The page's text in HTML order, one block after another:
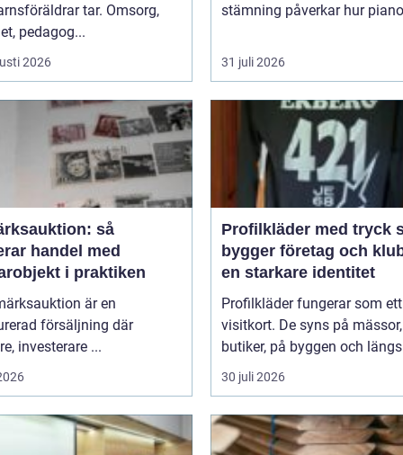
tar. Omsorg,
pedagog...
2026
stämning påverkar hur
31 juli 2026
så
handel med
i praktiken
är en
försäljning där
investerare ...
Profilkläder med tryck så
bygger företag och
en starkare identitet
Profilkläder fungerar som
visitkort. De syns på
butiker, på byggen och
30 juli 2026